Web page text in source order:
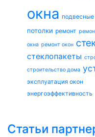
окна
потолки ремонт
окна ремонт окон
стеклопакеты
строительство дома
эксплуатация окон
энергоэффективность
Статьи